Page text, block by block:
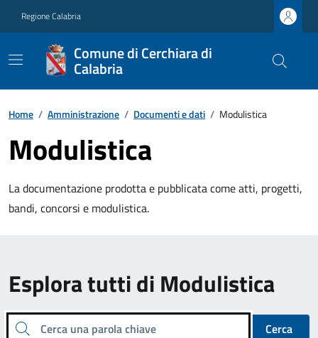
Regione Calabria
Comune di Cerchiara di
Calabria
Home / Amministrazione / Documenti e dati / Modulistica
Modulistica
La documentazione prodotta e pubblicata come atti, progetti,
bandi, concorsi e modulistica.
Esplora tutti di Modulistica
Cerca una parola chiave
Cerca